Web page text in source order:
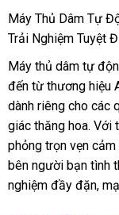
Máy Thủ Dâm Tự
Trải Nghiệm Tuyệt
Máy thủ dâm tự
đến từ thương hiệu
dành riêng cho các
giác thăng hoa. Với
phỏng trọn vẹn
bên người bạn tình
nghiệm đầy đặn,